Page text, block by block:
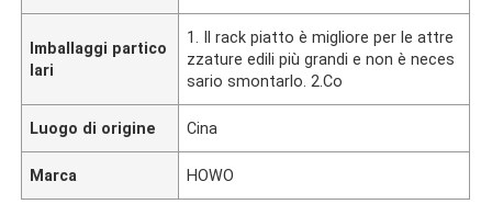
Imballaggi partico
lari
1. Il rack piatto è migliore per le attre
zzature edili più grandi e non è neces
sario smontarlo. 2.Co
Luogo di origine Cina
Marca HOWO